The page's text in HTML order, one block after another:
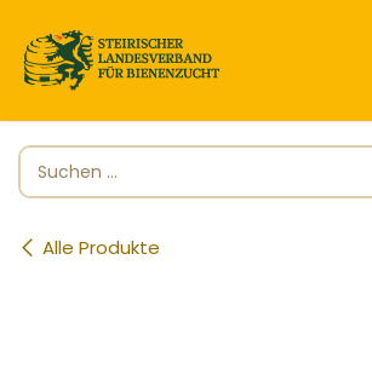
Alle Produkte